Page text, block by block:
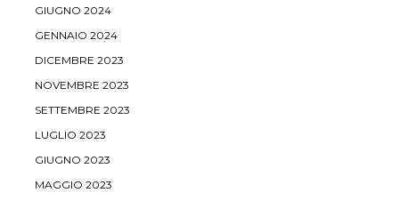
GIUGNO 2024
GENNAIO 2024
DICEMBRE 2023
NOVEMBRE 2023
SETTEMBRE 2023
LUGLIO 2023
GIUGNO 2023
MAGGIO 2023